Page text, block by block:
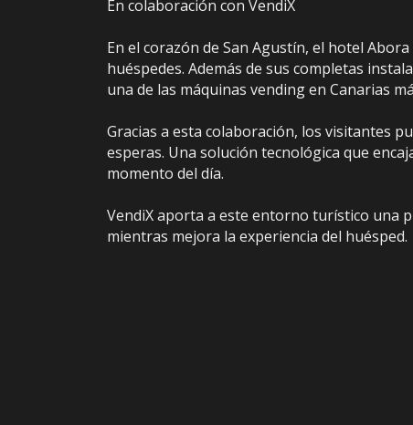
En colaboración con VendiX
En el corazón de San Agustín, el hotel
huéspedes. Además de sus completas
una de las máquinas vending en Canarias
Gracias a esta colaboración, los visitantes
esperas. Una solución tecnológica que
momento del día.
VendiX aporta a este entorno turístico una
mientras mejora la experiencia del huésped.